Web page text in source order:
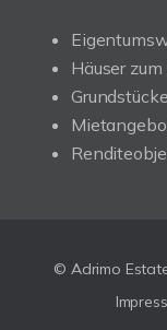
Häuser zum
Grundstücke
© Adrimo